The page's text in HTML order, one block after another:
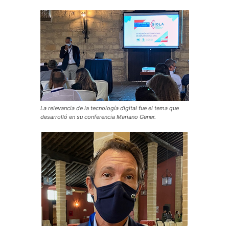
La relevancia de la tecnología digital fue el tema que
desarrolló en su conferencia Mariano Gener.